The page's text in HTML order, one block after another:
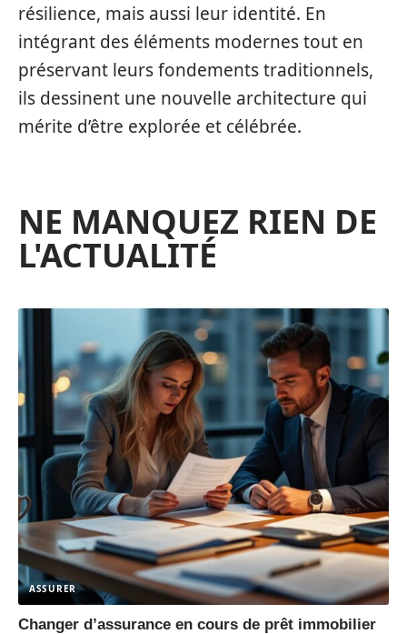
résilience, mais aussi leur identité. En
intégrant des éléments modernes tout en
préservant leurs fondements traditionnels,
ils dessinent une nouvelle architecture qui
mérite d’être explorée et célébrée.
NE MANQUEZ RIEN DE
L'ACTUALITÉ
ASSURER
Changer d’assurance en cours de prêt immobilier